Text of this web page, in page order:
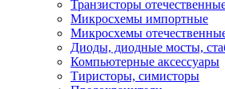
Транзисторы
Микросхемы импортные
Микросхемы
Диоды, диодные мосты,
Компьютерные аксессуары
Тиристоры, симисторы